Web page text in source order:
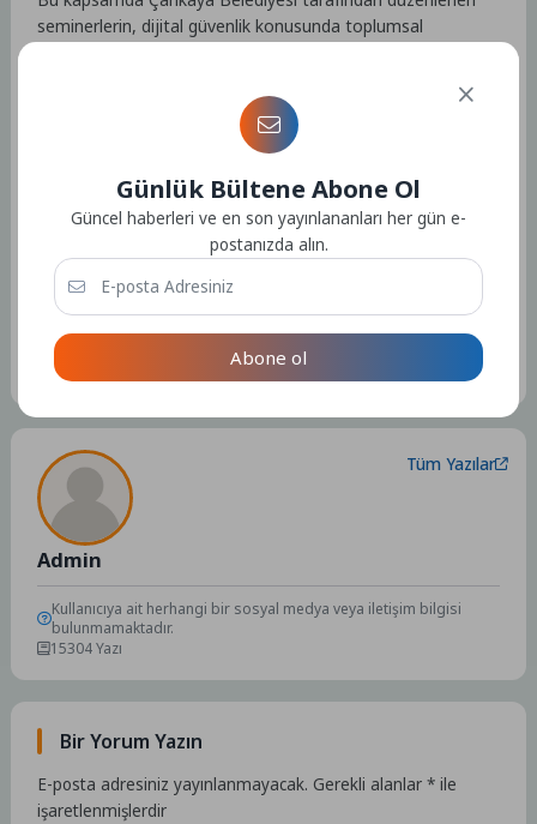
seminerlerin, dijital güvenlik konusunda toplumsal
Kaynak: (BYZHA) Beyaz Haber Ajansı
Bu yazıya ait etiket bulunamadı.
Admin
Tüm Yazılar
Kullanıcıya ait herhangi bir sosyal medya veya iletişim bilgisi
bulunmamaktadır.
15304 Yazı
Bir Yorum Yazın
E-posta adresiniz yayınlanmayacak. Gerekli alanlar* ile
işaretlenmişlerdir
Günlük Bültene Abone Ol
Güncel haberleri ve en son yayınlananları her gün e-
postanızda alın.
Abone ol